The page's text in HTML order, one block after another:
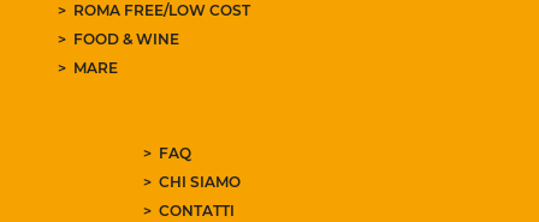
ROMA FREE/LOW COST
FOOD & WINE
MARE
FAQ
CHI SIAMO
CONTATTI